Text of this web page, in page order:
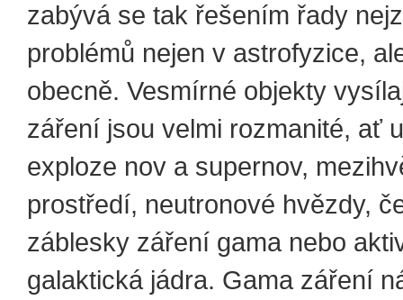
zabývá se tak řešením řady
problémů nejen v astrofyzice,
obecně. Vesmírné objekty
záření jsou velmi rozmanité, ať
exploze nov a supernov,
prostředí, neutronové hvězdy,
záblesky záření gama nebo
galaktická jádra. Gama záření